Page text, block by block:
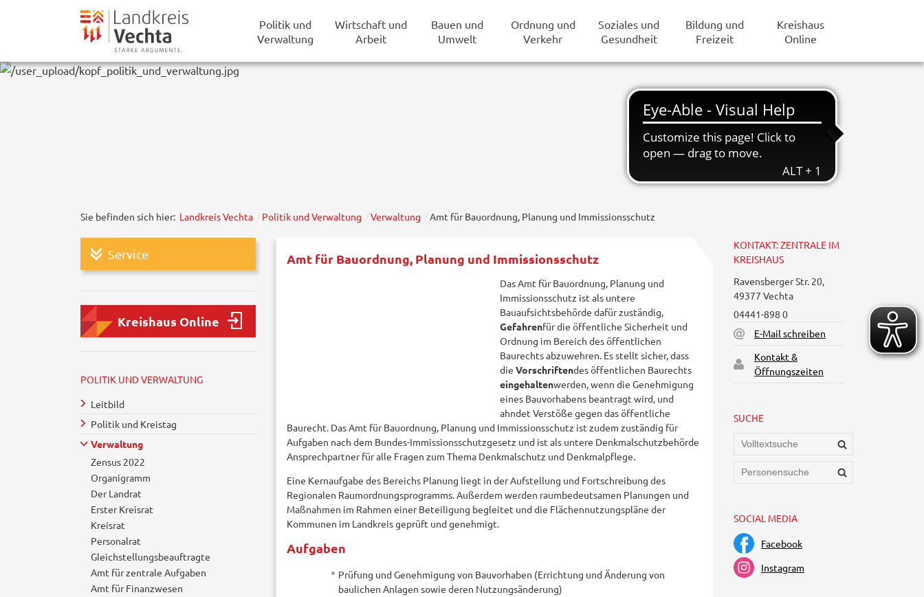
Politik und
Verwaltung
Wirtschaft und
Arbeit
Bauen und
Umwelt
Ordnung und
Verkehr
Soziales und
Gesundheit
Bildung und
Freizeit
Kreishaus
Online
Sie befinden sich hier: Landkreis Vechta Politik und Verwaltung Verwaltung Amt für Bauordnung, Planung und Immissionsschutz
Service
Kreishaus Online
POLITIK UND VERWALTUNG
Leitbild
Politik und Kreistag
Verwaltung
Zensus 2022
Organigramm
Der Landrat
Erster Kreisrat
Kreisrat
Personalrat
Gleichstellungsbeauftragte
Amt für zentrale Aufgaben
Amt für Finanzwesen
Amt für Bauordnung, Planung und Immissionsschutz
Das Amt für Bauordnung, Planung und
Immissionsschutz ist als untere
Bauaufsichtsbehörde dafür zuständig,
Gefahrenfür die öffentliche Sicherheit und
Ordnung im Bereich des öffentlichen
Baurechts abzuwehren. Es stellt sicher, dass
die Vorschriftendes öffentlichen Baurechts
eingehaltenwerden, wenn die Genehmigung
eines Bauvorhabens beantragt wird, und
ahndet Verstöße gegen das öffentliche
Baurecht. Das Amt für Bauordnung, Planung und Immissionsschutz ist zudem zuständig für
Aufgaben nach dem Bundes-Immissionsschutzgesetz und ist als untere Denkmalschutzbehörde
Ansprechpartner für alle Fragen zum Thema Denkmalschutz und Denkmalpflege.
Eine Kernaufgabe des Bereichs Planung liegt in der Aufstellung und Fortschreibung des
Regionalen Raumordnungsprogramms. Außerdem werden raumbedeutsamen Planungen und
Maßnahmen im Rahmen einer Beteiligung begleitet und die Flächennutzungspläne der
Kommunen im Landkreis geprüft und genehmigt.
Aufgaben
Prüfung und Genehmigung von Bauvorhaben (Errichtung und Änderung von
baulichen Anlagen sowie deren Nutzungsänderung)
KONTAKT: ZENTRALE IM
KREISHAUS
Ravensberger Str. 20,
49377 Vechta
04441-898 0
E-Mail schreiben
Kontakt &
Öffnungszeiten
SUCHE
SOCIAL MEDIA
Facebook
Instagram